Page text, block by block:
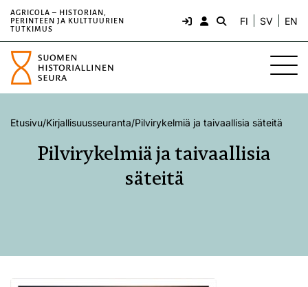
AGRICOLA – HISTORIAN,
PERINTEEN JA KULTTUURIEN
TUTKIMUS
FI SV EN
Etusivu/Kirjallisuusseuranta/Pilvirykelmiä ja taivaallisia säteitä
Pilvirykelmiä ja taivaallisia
säteitä